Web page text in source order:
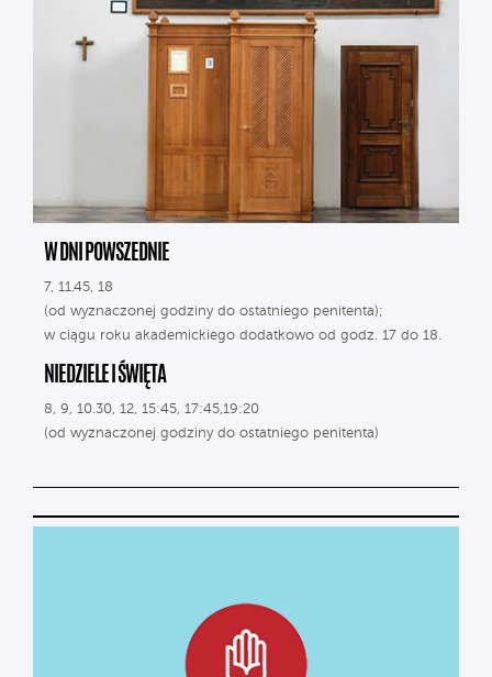
W DNI POWSZEDNIE
7, 11.45, 18
(od wyznaczonej godziny do ostatniego penitenta);
w ciągu roku akademickiego dodatkowo od godz. 17 do 18.
NIEDZIELE I ŚWIĘTA
8, 9, 10.30, 12, 15:45, 17:45,19:20
(od wyznaczonej godziny do ostatniego penitenta)